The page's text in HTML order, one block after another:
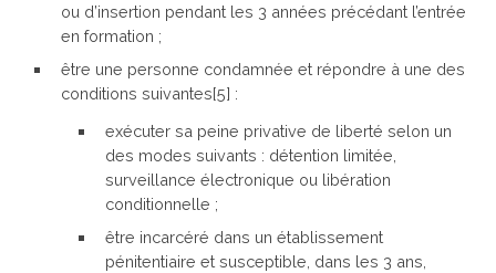
ou d’insertion pendant les 3 années précédant l’entrée
en formation ;
être une personne condamnée et répondre à une des
conditions suivantes[5] :
exécuter sa peine privative de liberté selon un
des modes suivants : détention limitée,
surveillance électronique ou libération
conditionnelle ;
être incarcéré dans un établissement
pénitentiaire et susceptible, dans les 3 ans,